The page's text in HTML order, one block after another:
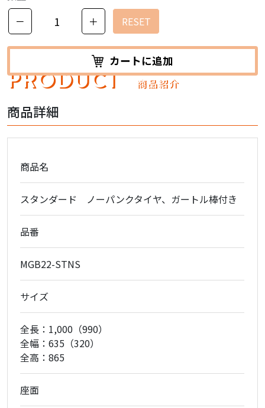
PRODUCT 商品紹介
－
＋ RESET
カートに追加
商品詳細
商品名
スタンダード ノーパンクタイヤ、ガートル棒付き
品番
MGB22-STNS
サイズ
全長：1,000（990）
全幅：635（320）
全高：865
座面